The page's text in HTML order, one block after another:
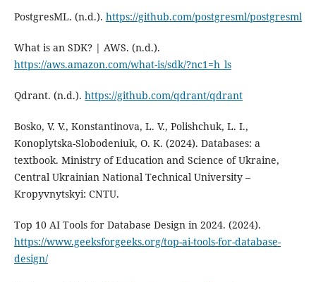
PostgresML. (n.d.). https://github.com/postgresml/postgresml
What is an SDK? | AWS. (n.d.).
https://aws.amazon.com/what-is/sdk/?nc1=h_ls
Qdrant. (n.d.). https://github.com/qdrant/qdrant
Bosko, V. V., Konstantinova, L. V., Polishchuk, L. I.,
Konoplytska-Slobodeniuk, O. K. (2024). Databases: a
textbook. Ministry of Education and Science of Ukraine,
Central Ukrainian National Technical University –
Kropyvnytskyi: CNTU.
Top 10 AI Tools for Database Design in 2024. (2024).
https://www.geeksforgeeks.org/top-ai-tools-for-database-
design/